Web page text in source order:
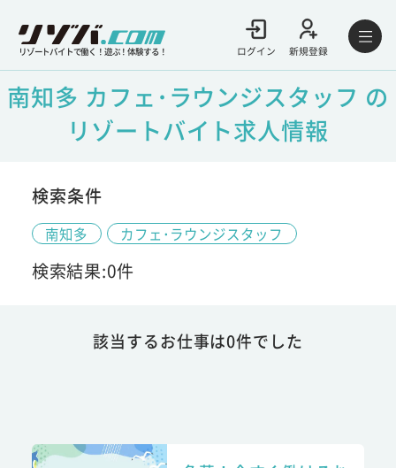
リゾートバイトで働く！遊ぶ！体験する！ ログイン 新規登録
南知多 カフェ･ラウンジスタッフ の
リゾートバイト求人情報
検索条件
南知多 カフェ･ラウンジスタッフ
検索結果:0件
該当するお仕事は0件でした